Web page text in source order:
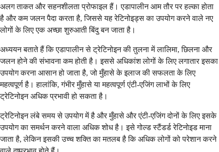
अलग ताकत और सहनशीलता प्रोफाइल हैं। एडापालीन आम तौर पर हल्का होता
है और कम जलन पैदा करता है, जिससे यह रेटिनोइड्स का उपयोग करने वाले नए
लोगों के लिए एक अच्छा शुरुआती बिंदु बन जाता है।
अध्ययन बताते हैं कि एडापालीन से ट्रेटिनोइन की तुलना में लालिमा, छिलना और
जलन होने की संभावना कम होती है। इससे अधिकांश लोगों के लिए लगातार इसका
उपयोग करना आसान हो जाता है, जो मुँहासे के इलाज की सफलता के लिए
महत्वपूर्ण है। हालांकि, गंभीर मुँहासे या महत्वपूर्ण एंटी-एजिंग लाभों के लिए
ट्रेटिनोइन अधिक प्रभावी हो सकता है।
ट्रेटिनोइन लंबे समय से उपयोग में है और मुँहासे और एंटी-एजिंग दोनों के लिए इसके
उपयोग का समर्थन करने वाला अधिक शोध है। इसे गोल्ड स्टैंडर्ड रेटिनोइड माना
जाता है, लेकिन इसकी उच्च शक्ति का मतलब है कि अधिक लोगों को परेशान करने